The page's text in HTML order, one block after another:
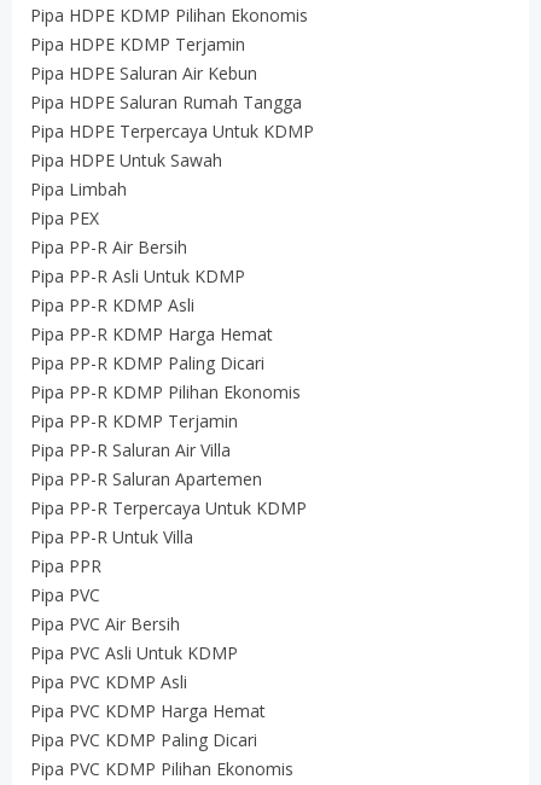
Pipa HDPE KDMP Pilihan Ekonomis
Pipa HDPE KDMP Terjamin
Pipa HDPE Saluran Air Kebun
Pipa HDPE Saluran Rumah Tangga
Pipa HDPE Terpercaya Untuk KDMP
Pipa HDPE Untuk Sawah
Pipa Limbah
Pipa PEX
Pipa PP-R Air Bersih
Pipa PP-R Asli Untuk KDMP
Pipa PP-R KDMP Asli
Pipa PP-R KDMP Harga Hemat
Pipa PP-R KDMP Paling Dicari
Pipa PP-R KDMP Pilihan Ekonomis
Pipa PP-R KDMP Terjamin
Pipa PP-R Saluran Air Villa
Pipa PP-R Saluran Apartemen
Pipa PP-R Terpercaya Untuk KDMP
Pipa PP-R Untuk Villa
Pipa PPR
Pipa PVC
Pipa PVC Air Bersih
Pipa PVC Asli Untuk KDMP
Pipa PVC KDMP Asli
Pipa PVC KDMP Harga Hemat
Pipa PVC KDMP Paling Dicari
Pipa PVC KDMP Pilihan Ekonomis